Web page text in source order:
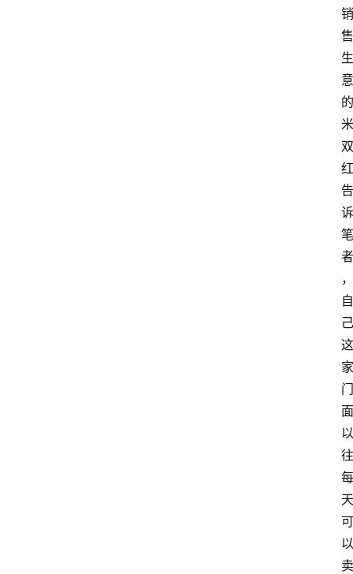
销
售
生
意
的
米
双
红
告
诉
笔
者
，
自
己
这
家
门
面
以
往
每
天
可
以
卖